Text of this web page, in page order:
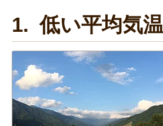
1. 低い平均気温